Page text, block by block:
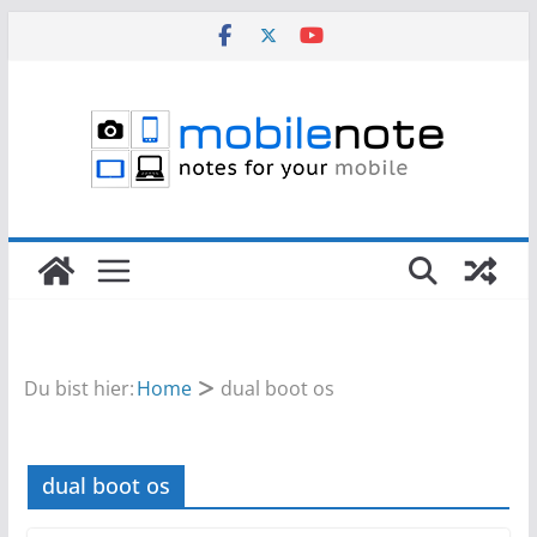
Du bist hier:Home dual boot os
dual boot os